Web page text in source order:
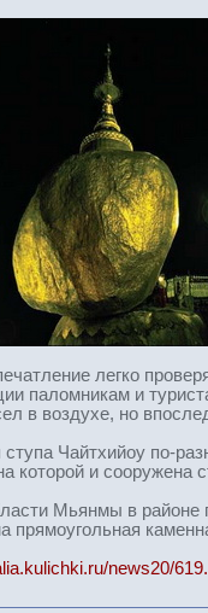
легко
паломникам и
в воздухе, но
ступа Чайтхийоу по-
которой и сооружена
Мьянмы в районе
прямоугольная
news20/